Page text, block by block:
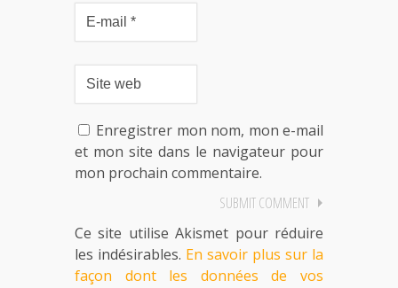
Enregistrer mon nom, mon e-mail
et mon site dans le navigateur pour
mon prochain commentaire.
Ce site utilise Akismet pour réduire
les indésirables. En savoir plus sur la
façon dont les données de vos